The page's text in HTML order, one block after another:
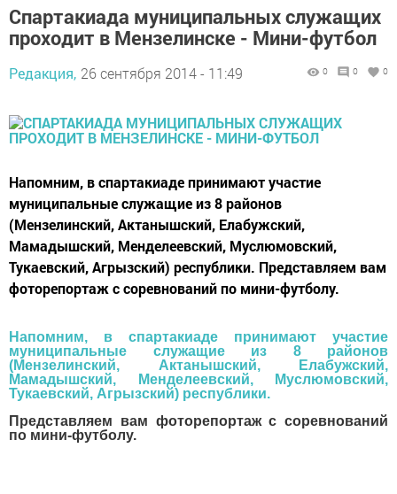
Спартакиада муниципальных служащих
проходит в Мензелинске - Мини-футбол
Редакция, 26 сентября 2014 - 11:49 0 0 0
Напомним, в спартакиаде принимают участие
муниципальные служащие из 8 районов
(Мензелинский, Актанышский, Елабужский,
Мамадышский, Менделеевский, Муслюмовский,
Тукаевский, Агрызский) республики. Представляем вам
фоторепортаж с соревнований по мини-футболу.
Напомним, в спартакиаде принимают участие
муниципальные служащие из 8 районов
(Мензелинский, Актанышский, Елабужский,
Мамадышский, Менделеевский, Муслюмовский,
Тукаевский, Агрызский) республики.
Представляем вам фоторепортаж с соревнований
по мини-футболу.